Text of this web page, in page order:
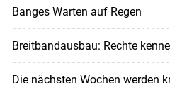
Banges Warten auf Regen
Breitbandausbau: Rechte
Die nächsten Wochen werden